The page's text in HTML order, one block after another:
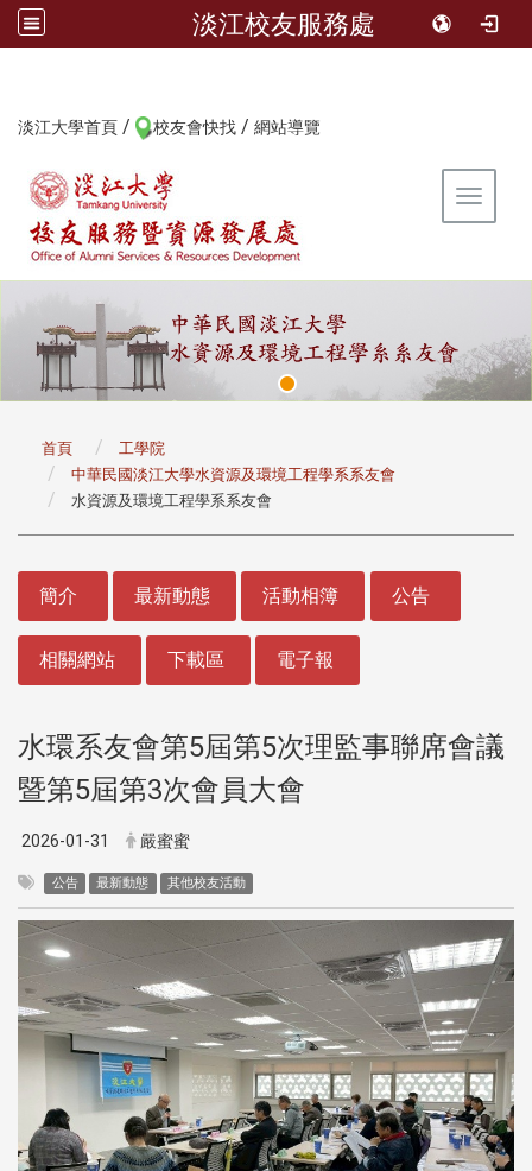
淡江校友服務處
淡江大學首頁 / 校友會快找 / 網站導覽
Toggle
首頁
工學院
中華民國淡江大學水資源及環境工程學系系友會
水資源及環境工程學系系友會
簡介 最新動態 活動相簿 公告
相關網站 下載區 電子報
水環系友會第5屆第5次理監事聯席會議
暨第5屆第3次會員大會
2026-01-31 嚴蜜蜜
公告 最新動態 其他校友活動